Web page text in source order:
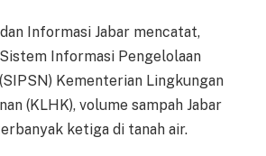
Informasi Jabar mencatat,
Informasi Pengelolaan
Kementerian Lingkungan
(KLHK), volume sampah Jabar
ketiga di tanah air.